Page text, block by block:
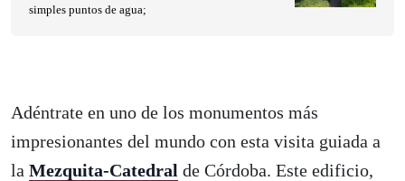
Adéntrate en uno de los monumentos más
impresionantes del mundo con esta visita guiada a
la Mezquita-Catedral de Córdoba. Este edificio,
simples puntos de agua;